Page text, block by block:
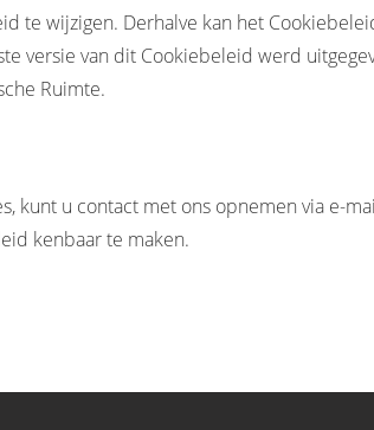
te wijzigen. Derhalve kan het
versie van dit Cookiebeleid werd
Ruimte.
kunt u contact met ons opnemen via e-
kenbaar te maken.